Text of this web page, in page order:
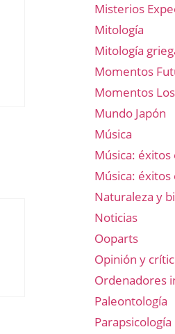
Misterios
Mitología
Mitología
Momentos
Momentos
Mundo Japón
Música
Música: éxitos
Música: éxitos
Naturaleza y
Noticias
Ooparts
Opinión y
Ordenadores
Paleontología
Parapsicología